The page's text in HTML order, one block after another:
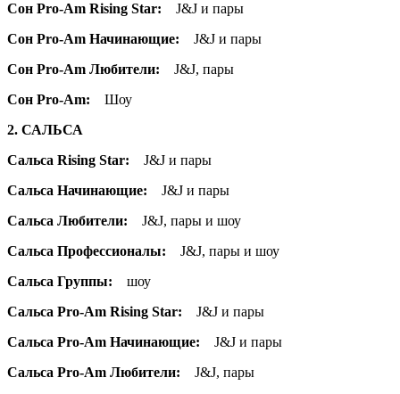
Сон Pro-Am Rising Star: J&J и пары
Сон Pro-Am Начинающие: J&J и пары
Сон Pro-Am Любители: J&J, пары
Сон Pro-Am: Шоу
2. САЛЬСА
Сальса Rising Star:
J&J и пары
Сальса Начинающие: J&J и пары
Сальса Любители: J&J, пары и шоу
Сальса Профессионалы: J&J, пары и шоу
Сальса Группы: шоу
Сальса Pro-Am Rising Star: J&J и пары
Сальса Pro-Am Начинающие: J&J и пары
Сальса Pro-Am Любители: J&J, пары